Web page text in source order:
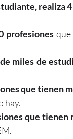
realiza
profesiones que
miles de
que tienen
hay.
que tienen